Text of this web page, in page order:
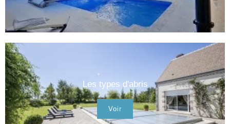
Les types d'abris
Voir